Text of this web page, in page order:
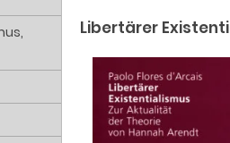
Libertärer